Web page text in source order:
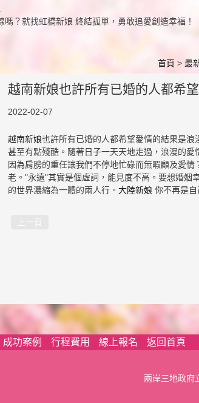
？就找虹橋新娘 終結孤單，勇敢追愛創造幸福！
首頁 > 最
越南新娘也許所有已婚的人都希
2022-02-07
越南新娘也許所有已婚的人都希望愛情的結果是浪
甚至有點殘酷。隨著日子一天天地走過，浪漫的
因為肩膀的重任讓我們不停地忙碌而無暇顧及愛
老。"永遠"其實是個虛詞，能見度不高。要想婚姻
的世界濃縮為一體的兩人行。 大陸新娘 你不再是自
上一頁
成功案例 行程費用 線上報名 返回首頁
兩岸三地政府